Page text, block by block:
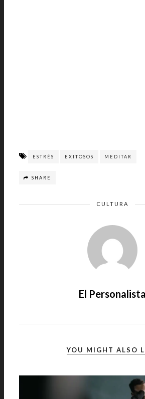
ESTRÉS EXITOSOS MEDITAR
SHARE
CULTURA
El Personalista
YOU MIGHT ALSO